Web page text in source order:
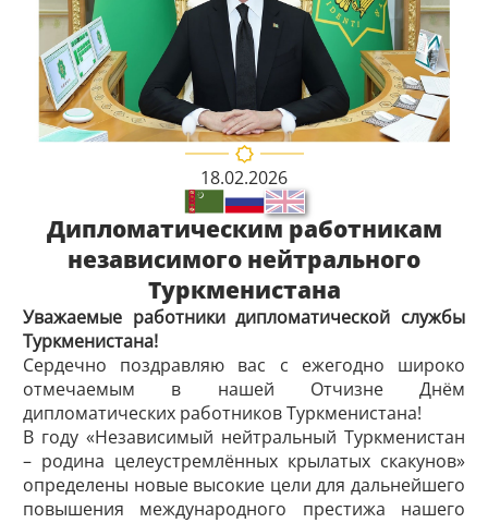
18.02.2026
Дипломатическим работникам
независимого нейтрального
Туркменистана
Уважаемые работники дипломатической службы
Туркменистана!
Сердечно поздравляю вас с ежегодно широко
отмечаемым в нашей Отчизне Днём
дипломатических работников Туркменистана!
В году «Независимый нейтральный Туркменистан
– родина целеустремлённых крылатых скакунов»
определены новые высокие цели для дальнейшего
повышения международного престижа нашего